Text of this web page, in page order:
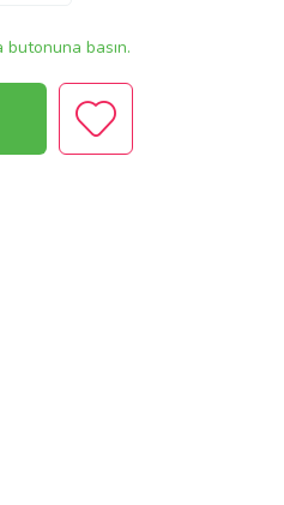
basın.